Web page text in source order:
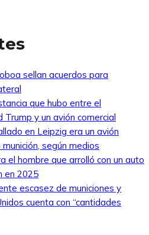
sellan acuerdos para
que hubo entre el
y un avión comercial
en Leipzig era un avión
según medios
el hombre que arrolló con un auto
en 2025
escasez de municiones y
cuenta con “cantidades